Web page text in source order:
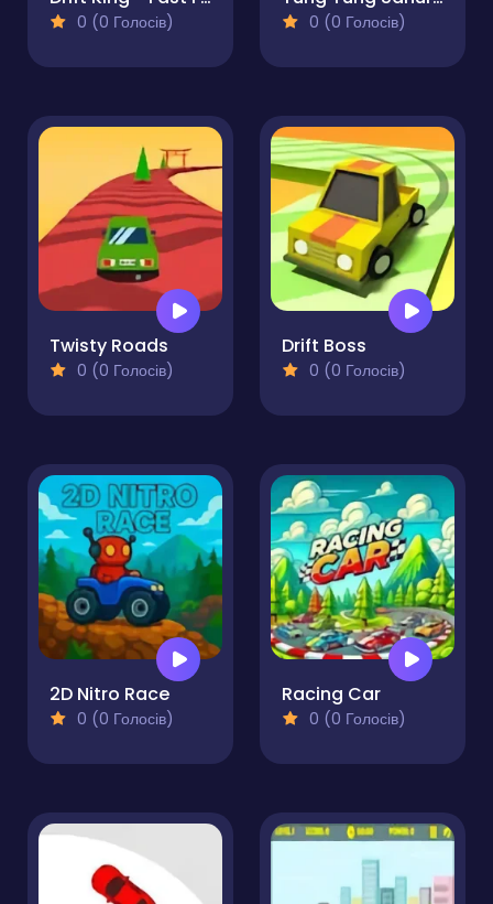
0 (0 Голосів) 0 (0 Голосів)
Twisty Roads
0 (0 Голосів)
Drift Boss
0 (0 Голосів)
2D Nitro Race
0 (0 Голосів)
Racing Car
0 (0 Голосів)